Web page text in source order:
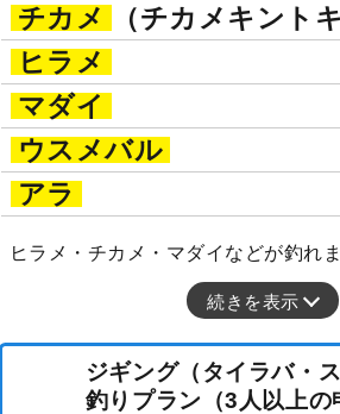
チカメ
（チカメキントキ
ヒラメ
マダイ
ウスメバル
アラ
ヒラメ・チカメ・マダイなどが釣れ
続きを表示